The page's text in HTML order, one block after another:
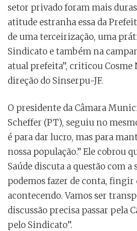
setor privado foram mais
atitude estranha essa da
de uma terceirização, uma
Sindicato e também na
atual prefeita”, criticou Cosme
direção do Sinserpu-JF.
O presidente da Câmara
Scheffer (PT), seguiu no
é para dar lucro, mas para
nossa população.” Ele cobrou
Saúde discuta a questão com a
podemos fazer de conta, fingir
acontecendo. Vamos ser
discussão precisa passar pela
pelo Sindicato”.